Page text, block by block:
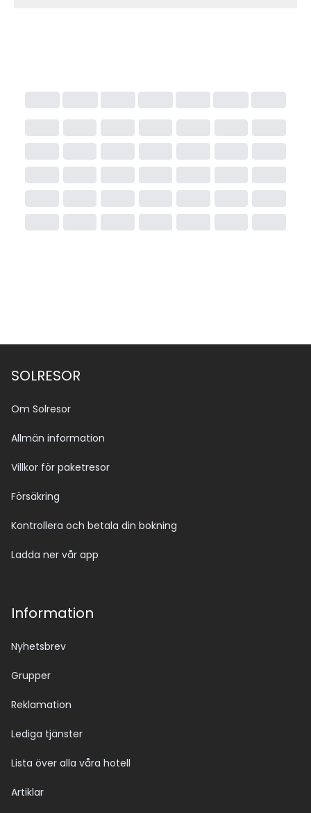
SOLRESOR
Om Solresor
Allmän information
Villkor för paketresor
Försäkring
Kontrollera och betala din bokning
Ladda ner vår app
Information
Nyhetsbrev
Grupper
Reklamation
Lediga tjänster
Lista över alla våra hotell
Artiklar